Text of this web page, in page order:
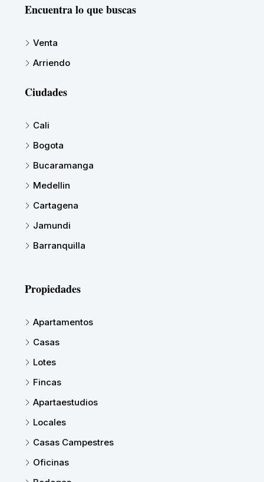
Encuentra lo que buscas
Venta
Arriendo
Ciudades
Cali
Bogota
Bucaramanga
Medellin
Cartagena
Jamundi
Barranquilla
Propiedades
Apartamentos
Casas
Lotes
Fincas
Apartaestudios
Locales
Casas Campestres
Oficinas